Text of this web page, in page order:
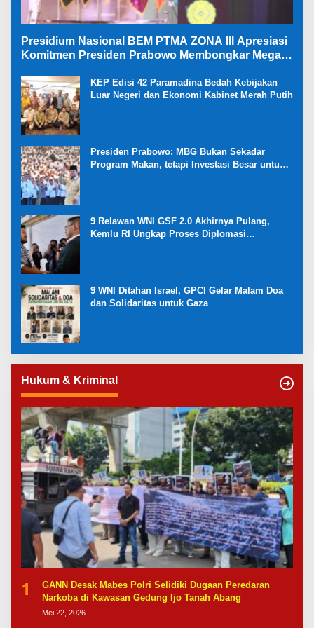
Presidium Nasional BEM PTMA ZONA III Apresiasi
Komitmen Presiden Prabowo Membongkar Mega
KEP Edisi 42 Paramadina Bedah Kebijakan
Luar Negeri dan Ekonomi Kabinet Merah Putih
Presiden Prabowo: MBG Bukan Sekadar
Program Makan, tetapi Investasi Besar untuk
9 Relawan WNI GSF 2.0 Akhirnya Pulang,
Kemlu RI Ungkap Proses Diplomasi
9 WNI Ditahan Israel, GPCI Gelar Malam Doa
dan Solidaritas untuk Gaza
Hukum & Kriminal
1
GANN Desak Mabes Polri Selidiki Dugaan Peredaran
Narkoba di Kawasan Gedung Ijo Tanah Abang
Mei 22, 2026